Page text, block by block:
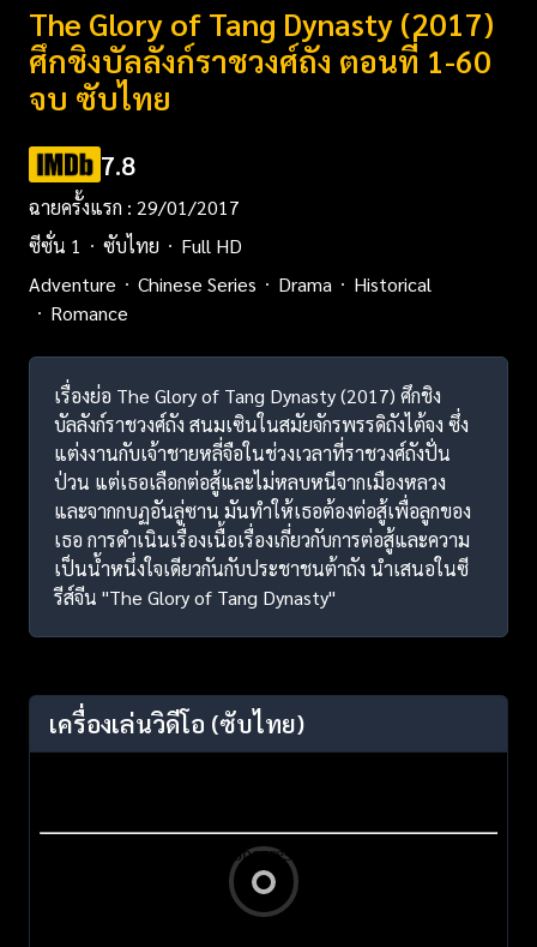
The Glory of Tang Dynasty (2017)
ศึกชิงบัลลังก์ราชวงศ์ถัง ตอนที่ 1-60
จบ ซับไทย
7.8
ฉายครั้งแรก : 29/01/2017
ซีซั่น 1
ซับไทย
Full HD
Adventure
Chinese Series Drama
Historical
Romance
เรื่องย่อ The Glory of Tang Dynasty (2017) ศึกชิง
บัลลังก์ราชวงศ์ถัง สนมเซินในสมัยจักรพรรดิถังไต้จง ซึ่ง
แต่งงานกับเจ้าชายหลี่จือในช่วงเวลาที่ราชวงศ์ถังปั่น
ป่วน แต่เธอเลือกต่อสู้และไม่หลบหนีจากเมืองหลวง
และจากกบฏอันลู่ซาน มันทำให้เธอต้องต่อสู้เพื่อลูกของ
เธอ การดำเนินเรื่องเนื้อเรื่องเกี่ยวกับการต่อสู้และความ
เป็นน้ำหนึ่งใจเดียวกันกับประชาชนต้าถัง นำเสนอในซี
รีส์จีน "The Glory of Tang Dynasty"
เครื่องเล่นวิดีโอ (ซับไทย)